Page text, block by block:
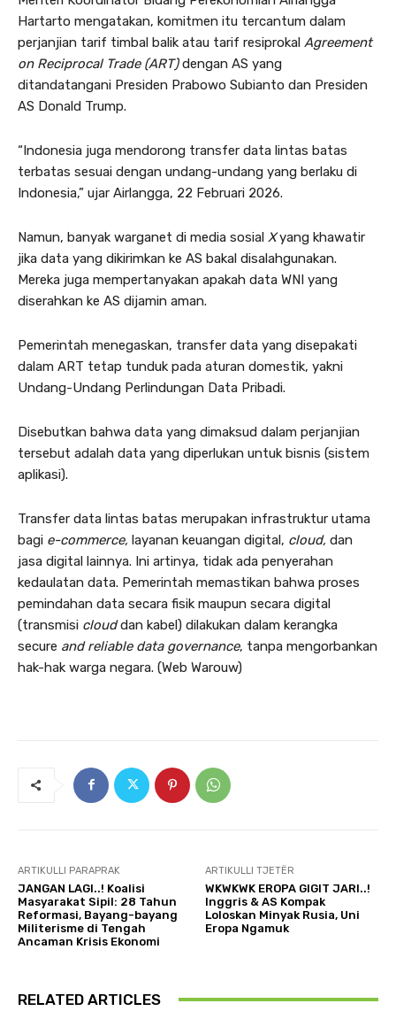
Hartarto mengatakan, komitmen itu tercantum dalam
perjanjian tarif timbal balik atau tarif resiprokal Agreement
on Reciprocal Trade (ART)dengan AS yang
ditandatangani Presiden Prabowo Subianto dan Presiden
AS Donald Trump.
“Indonesia juga mendorong transfer data lintas batas
terbatas sesuai dengan undang-undang yang berlaku di
Indonesia,” ujar Airlangga, 22 Februari 2026.
Namun, banyak warganet di media sosial Xyang khawatir
jika data yang dikirimkan ke AS bakal disalahgunakan.
Mereka juga mempertanyakan apakah data WNI yang
diserahkan ke AS dijamin aman.
Pemerintah menegaskan, transfer data yang disepakati
dalam ART tetap tunduk pada aturan domestik, yakni
Undang-Undang Perlindungan Data Pribadi.
Disebutkan bahwa data yang dimaksud dalam perjanjian
tersebut adalah data yang diperlukan untuk bisnis (sistem
aplikasi).
Transfer data lintas batas merupakan infrastruktur utama
bagi e-commerce, layanan keuangan digital, cloud, dan
jasa digital lainnya. Ini artinya, tidak ada penyerahan
kedaulatan data. Pemerintah memastikan bahwa proses
pemindahan data secara fisik maupun secara digital
(transmisi clouddan kabel) dilakukan dalam kerangka
secure and reliable data governance, tanpa mengorbankan
hak-hak warga negara. (Web Warouw)
ARTIKULLI PARAPRAK
JANGAN LAGI..! Koalisi
Masyarakat Sipil: 28 Tahun
Reformasi, Bayang-bayang
Militerisme di Tengah
Ancaman Krisis Ekonomi
ARTIKULLI TJETËR
WKWKWK EROPA GIGIT JARI..!
Inggris & AS Kompak
Loloskan Minyak Rusia, Uni
Eropa Ngamuk
RELATED ARTICLES